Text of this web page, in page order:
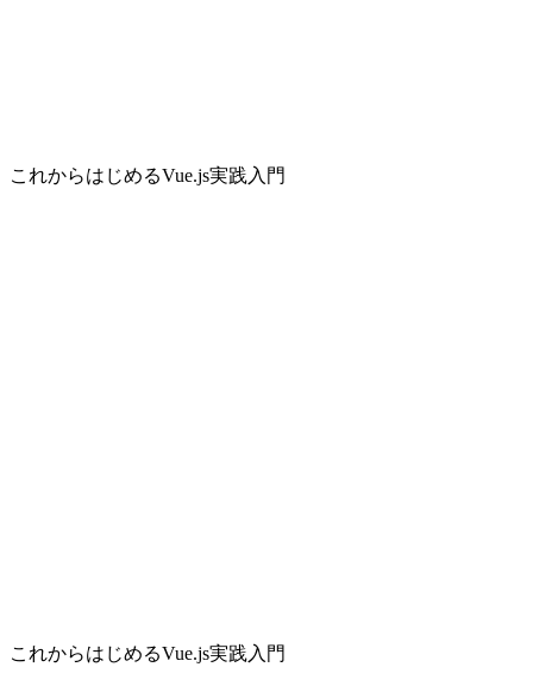
これからはじめるVue.js実践入門
これからはじめるVue.js実践入門